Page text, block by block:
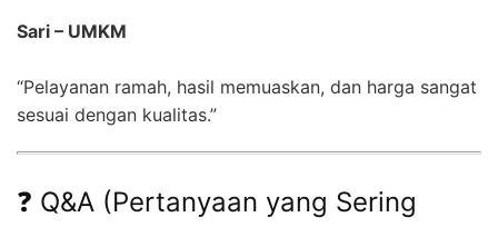
Sari – UMKM
“Pelayanan ramah, hasil memuaskan, dan harga sangat
sesuai dengan kualitas.”
❓ Q&A (Pertanyaan yang Sering